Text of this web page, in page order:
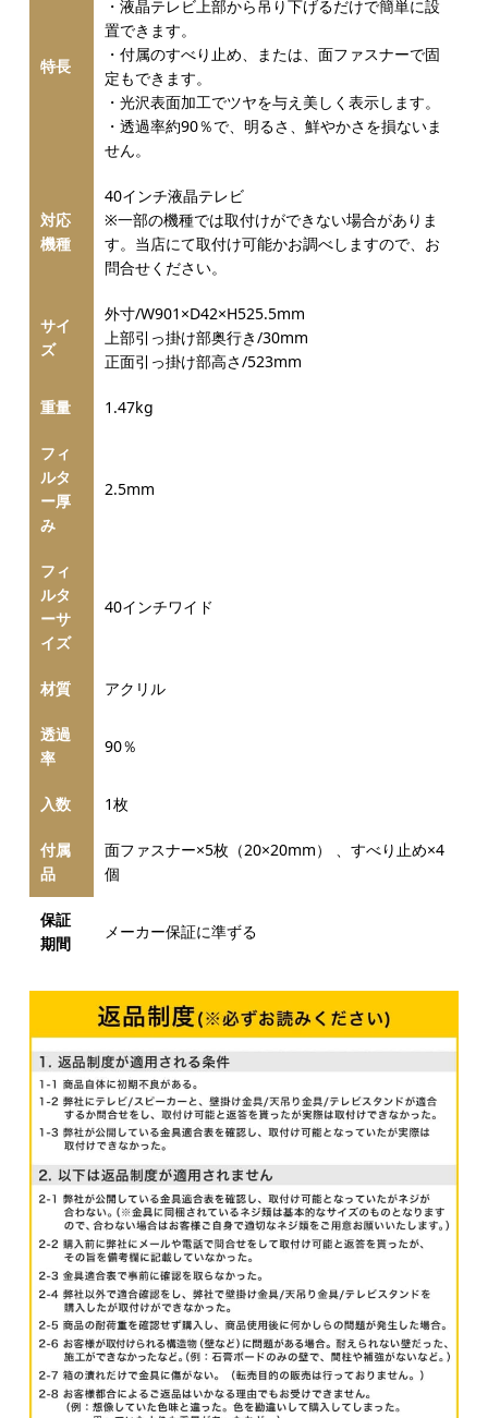
特長
・液晶テレビ上部から吊り下げるだけで簡単に設
置できます。
・付属のすべり止め、または、面ファスナーで固
定もできます。
・光沢表面加工でツヤを与え美しく表示します。
・透過率約90％で、明るさ、鮮やかさを損ないま
せん。
対応
機種
40インチ液晶テレビ
※一部の機種では取付けができない場合がありま
す。当店にて取付け可能かお調べしますので、お
問合せください。
サイ
ズ
外寸/W901×D42×H525.5mm
上部引っ掛け部奥行き/30mm
正面引っ掛け部高さ/523mm
重量 1.47kg
フィ
ルタ
ー厚
み
2.5mm
フィ
ルタ
ーサ
イズ
40インチワイド
材質 アクリル
透過
率
90％
入数 1枚
付属
品
面ファスナー×5枚（20×20mm） 、すべり止め×4
個
保証
期間
メーカー保証に準ずる